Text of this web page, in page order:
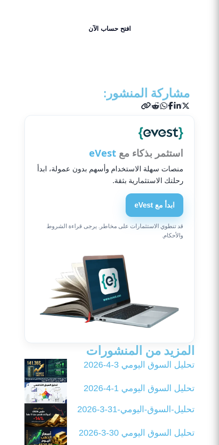
افتح حساب الآن
مشاركة المنشور:
استثمر بذكاء مع eVest
منصات سهلة الاستخدام وأسهم بدون عمولة، ابدأ
رحلتك الاستثمارية بثقة.
ابدأ مع eVest
قد تنطوي الاستثمارات على مخاطر. يرجى قراءة الشروط
والأحكام.
المزيد من المنشورات
تحليل السوق اليومي 3-4-2026
تحليل السوق اليومي 1-4-2026
تحليل-السوق-اليومي-31-3-2026
تحليل السوق اليومي 30-3-2026